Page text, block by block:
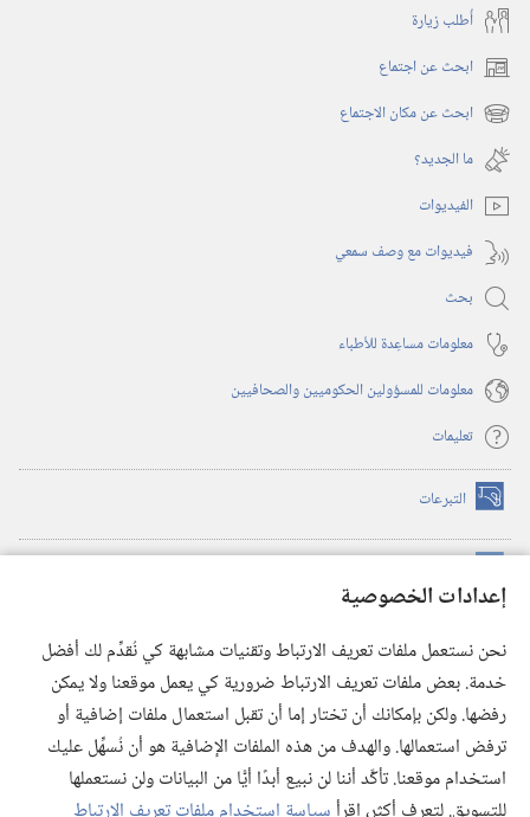
إعدادات الخصوصية
نحن نستعمل ملفات تعريف الارتباط وتقنيات مشابهة كي نُقدِّم لك أفضل
خدمة. بعض ملفات تعريف الارتباط ضرورية كي يعمل موقعنا ولا يمكن
رفضها. ولكن بإمكانك أن تختار إما أن تقبل استعمال ملفات إضافية أو
ترفض استعمالها. والهدف من هذه الملفات الإضافية هو أن نُسهِّل عليك
استخدام موقعنا. تأكَّد أننا لن نبيع أبدًا أيًّا من البيانات ولن نستعملها
أُطلب زيارة
ابحث عن اجتماع (يفتح
نافذة ابحث عن مكان الاجتماع (يفتح
نافذة
جديدة)
ما الجديد؟‏
الفيديوات
فيديوات مع وصف سمعي
بحث
معلومات مساعِدة للأطباء
معلومات للمسؤولين الحكوميين والصحافيين
تعليمات
التبرعات (يفتح
نافذة
(يفتح
نافذة
(يفتح
نافذة
جديدة) تطبيق ®
JW Library
مكتبة برج المراقبة